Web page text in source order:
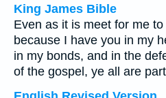
King James Bible
Even as it is meet for me
because I have you in my
in my bonds, and in the
of the gospel, ye all are